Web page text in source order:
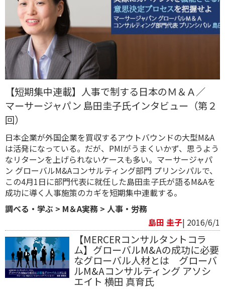
【短期集中連載】人事で制する日本のＭ＆Ａ／
マーサージャパン 島田圭子氏インタビュー（第２
回）
日本企業が外国企業を買収するアウトバウンドの大型M&A
は活発になっている。だが、PMIがうまくいかず、思うよう
なリターンを上げられないケースも多い。マーサージャパ
ン グローバルM&Aコンサルティング部門 プリンシパルで、
この4月1日に部門代表に就任した島田圭子氏が語るM&Aを
成功に導く人事施策のカギを短期集中連載する。
調べる・学ぶ > M＆A実務 > 人事・労務
島田 圭子| 2016/6/1
【MERCERコンサルタントコラ
ム】グローバルM&Aの成功に必要
なグローバル人材とは グローバ
ルM&Aコンサルティング アソシ
エイト 横田 真育氏